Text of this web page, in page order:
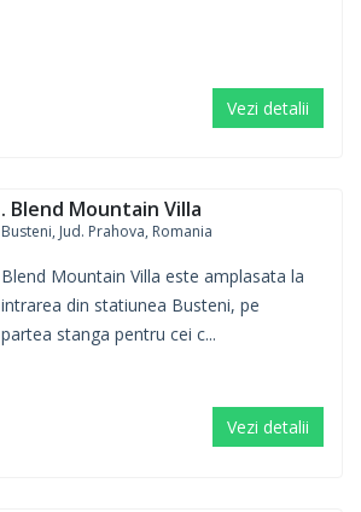
Vezi detalii
. Blend Mountain Villa
Busteni, Jud. Prahova, Romania
Blend Mountain Villa este amplasata la
intrarea din statiunea Busteni, pe
partea stanga pentru cei c...
Vezi detalii